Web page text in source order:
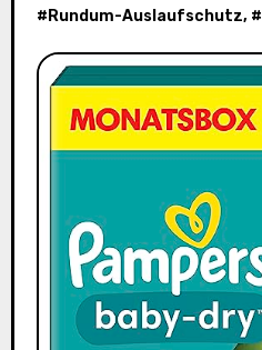
# Rundum-Auslaufschutz, #